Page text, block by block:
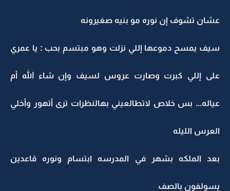
عشان تشوف إن نوره مو بنيه صغيرونه
سيف يمسح دموعها إللي نزلت وهو مبتسم بحب : يا عمري
على إللي كبرت وصارت عروس لسيف وإن شاء الله أم
عياله... بس خلاص لاتطالعيني بهالنظرات ترى أتهور وأخلي
العرس الليله
بعد الملكه بشهر في المدرسه ابتسام ونوره قاعدين
يسولفون بالصف